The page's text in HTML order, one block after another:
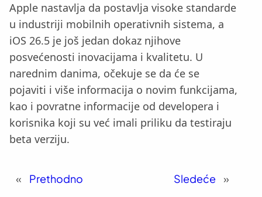
Apple nastavlja da postavlja visoke standarde
u industriji mobilnih operativnih sistema, a
iOS 26.5 je još jedan dokaz njihove
posvećenosti inovacijama i kvalitetu. U
narednim danima, očekuje se da će se
pojaviti i više informacija o novim funkcijama,
kao i povratne informacije od developera i
korisnika koji su već imali priliku da testiraju
beta verziju.
« Prethodno Sledeće »